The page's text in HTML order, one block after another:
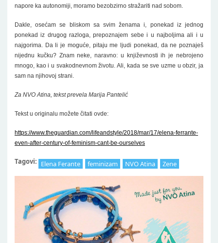
napore ka autonomiji, moramo bezobzirno stražariti nad sobom.
Dakle, osećam se bliskom sa svim ženama i, ponekad iz jednog
ponekad iz drugog razloga, prepoznajem sebe i u najboljima ali i u
najgorima. Da li je moguće, pitaju me ljudi ponekad, da ne poznaješ
nijednu kučku? Znam neke, naravno: u književnosti ih je nebrojeno
mnogo, kao i u svakodnevnom životu. Ali, kada se sve uzme u obzir, ja
sam na njihovoj strani.
Za NVO Atina, tekst prevela Marija Pantelić
Tekst u originalu možete čitati ovde:
https://www.theguardian.com/lifeandstyle/2018/mar/17/elena-ferrante-
even-after-century-of-feminism-cant-be-ourselves
Tagovi: Elena Ferante feminizam NVO Atina Zene